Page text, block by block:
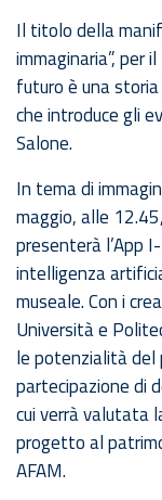
Il titolo della
immaginaria”, per
futuro è una
che introduce gli
Salone.
In tema di
maggio, alle
presenterà l’App
intelligenza
museale. Con i
Università e
le potenzialità del
partecipazione di
cui verrà valutata
progetto al
AFAM.